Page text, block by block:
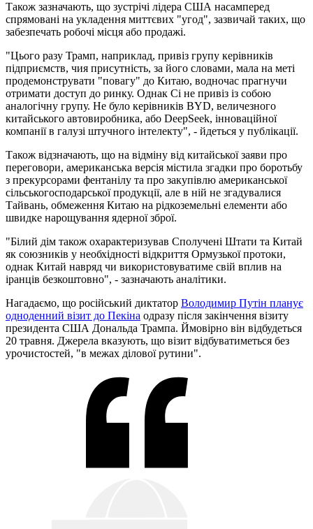
Також зазначають, що зустрічі лідера США насамперед
спрямовані на укладення миттєвих "угод", зазвичай таких, що
забезпечать робочі місця або продажі.
"Цього разу Трамп, наприклад, привіз групу керівників
підприємств, чия присутність, за його словами, мала на меті
продемонструвати "повагу" до Китаю, водночас прагнучи
отримати доступ до ринку. Однак Сі не привіз із собою
аналогічну групу. Не було керівників BYD, величезного
китайського автовиробника, або DeepSeek, інноваційної
компанії в галузі штучного інтелекту", - йдеться у публікації.
Також відзначають, що на відміну від китайської заяви про
переговори, американська версія містила згадки про боротьбу
з прекурсорами фентанілу та про закупівлю американської
сільськогосподарської продукції, але в ній не згадувалися
Тайвань, обмеження Китаю на рідкоземельні елементи або
швидке нарощування ядерної зброї.
"Білий дім також охарактеризував Сполучені Штати та Китай
як союзників у необхідності відкриття Ормузької протоки,
однак Китай навряд чи використовуватиме свій вплив на
іранців безкоштовно", - зазначають аналітики.
Нагадаємо, що російський диктатор Володимир Путін планує
одноденний візит до Пекіна одразу після закінчення візиту
президента США Дональда Трампа. Ймовірно він відбудеться
20 травня. Джерела вказують, що візит відбуватиметься без
урочистостей, "в межах ділової рутини".